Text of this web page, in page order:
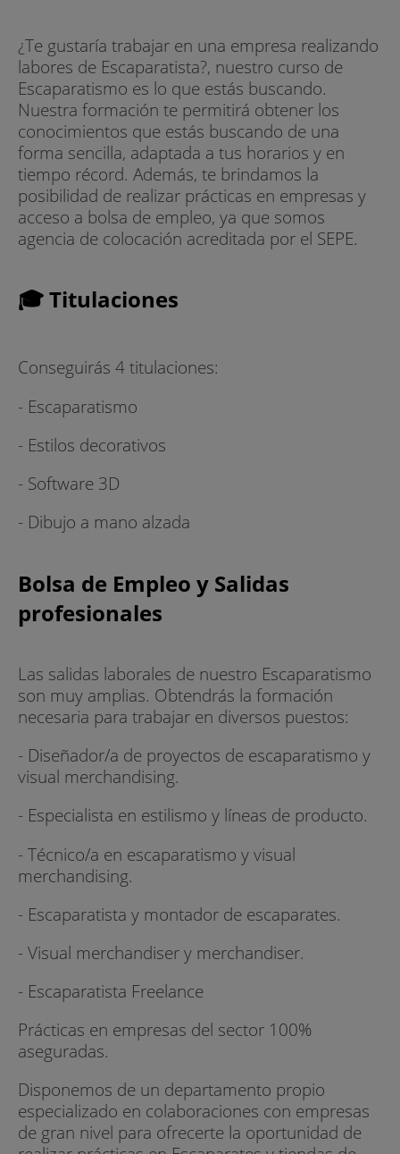
¿Te gustaría trabajar en una empresa realizando
labores de Escaparatista?, nuestro curso de
Escaparatismo es lo que estás buscando.
Nuestra formación te permitirá obtener los
conocimientos que estás buscando de una
forma sencilla, adaptada a tus horarios y en
tiempo récord. Además, te brindamos la
posibilidad de realizar prácticas en empresas y
acceso a bolsa de empleo, ya que somos
agencia de colocación acreditada por el SEPE.
🎓 Titulaciones
Conseguirás 4 titulaciones:
- Escaparatismo
- Estilos decorativos
- Software 3D
- Dibujo a mano alzada
Bolsa de Empleo y Salidas
profesionales
Las salidas laborales de nuestro Escaparatismo
son muy amplias. Obtendrás la formación
necesaria para trabajar en diversos puestos:
- Diseñador/a de proyectos de escaparatismo y
visual merchandising.
- Especialista en estilismo y líneas de producto.
- Técnico/a en escaparatismo y visual
merchandising.
- Escaparatista y montador de escaparates.
- Visual merchandiser y merchandiser.
- Escaparatista Freelance
Prácticas en empresas del sector 100%
aseguradas.
Disponemos de un departamento propio
especializado en colaboraciones con empresas
de gran nivel para ofrecerte la oportunidad de